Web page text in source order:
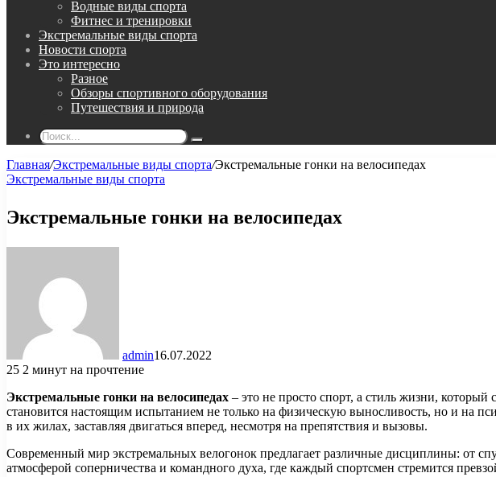
Водные виды спорта
Фитнес и тренировки
Экстремальные виды спорта
Новости спорта
Это интересно
Разное
Обзоры спортивного оборудования
Путешествия и природа
Поиск...
Главная/Экстремальные виды спорта/Экстремальные гонки на велосипедах
Экстремальные виды спорта
Экстремальные гонки на велосипедах
admin16.07.2022
25 2 минут на прочтение
Экстремальные гонки на велосипедах – это не просто спорт, а стиль жизни,
становится настоящим испытанием не только на физическую выносливость, но и на
в их жилах, заставляя двигаться вперед, несмотря на препятствия и вызовы.
Современный мир экстремальных велогонок предлагает различные дисциплины: от
атмосферой соперничества и командного духа, где каждый спортсмен стремится